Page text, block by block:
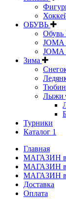
ОБУВЬ
Обувь
JOMA
JOMA
Зима
Лыжи
Турники
Каталог 1
Главная
МАГАЗИН
МАГАЗИН
МАГАЗИН
Доставка
Оплата